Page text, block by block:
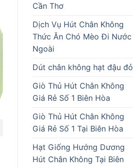
Cần Thơ
Dịch Vụ Hút Chân Không
Thức Ăn Chó Mèo Đi Nước
Ngoài
Dút chân không hạt đậu đỏ
Giò Thủ Hút Chân Không
Giá Rẻ Số 1 Biên Hòa
Giò Thủ Hút Chân Không
Giá Rẻ Số 1 Tại Biên Hòa
Hạt Giống Hướng Dương
Hút Chân Không Tại Biên